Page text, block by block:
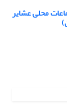
محلی عشایر